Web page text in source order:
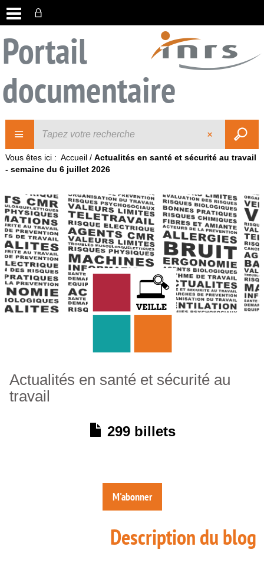
Portail
documentaire
Vous êtes ici : Accueil / Actualités en santé et sécurité au travail
- semaine du 6 juillet 2026
Actualités en santé et sécurité au
travail
299 billets
M'abonner
Description du blog